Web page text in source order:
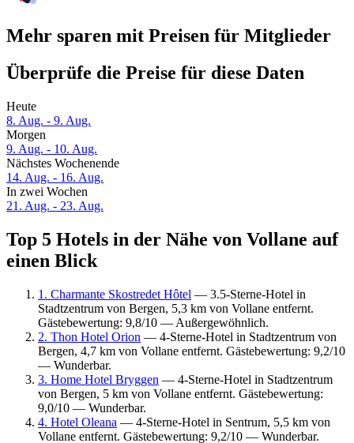
Mehr sparen mit Preisen für Mitglieder
Überprüfe die Preise für diese Daten
Heute
8. Aug. - 9. Aug.
Morgen
9. Aug. - 10. Aug.
Nächstes Wochenende
14. Aug. - 16. Aug.
In zwei Wochen
21. Aug. - 23. Aug.
Top 5 Hotels in der Nähe von Vollane auf
einen Blick
1. Charmante Skostredet Hôtel — 3.5-Sterne-Hotel in
Stadtzentrum von Bergen, 5,3 km von Vollane entfernt.
Gästebewertung: 9,8/10 — Außergewöhnlich.
2. Thon Hotel Orion — 4-Sterne-Hotel in Stadtzentrum von
Bergen, 4,7 km von Vollane entfernt. Gästebewertung: 9,2/10
— Wunderbar.
3. Home Hotel Bryggen — 4-Sterne-Hotel in Stadtzentrum
von Bergen, 5 km von Vollane entfernt. Gästebewertung:
9,0/10 — Wunderbar.
4. Hotel Oleana — 4-Sterne-Hotel in Sentrum, 5,5 km von
Vollane entfernt. Gästebewertung: 9,2/10 — Wunderbar.